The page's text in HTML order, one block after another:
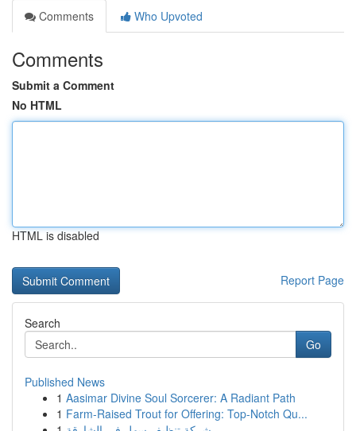
Comments
Who Upvoted
Comments
Submit a Comment
No HTML
HTML is disabled
Report Page
Search
Go
Published News
1 Aasimar Divine Soul Sorcerer: A Radiant Path
1 Farm-Raised Trout for Offering: Top-Notch Qu...